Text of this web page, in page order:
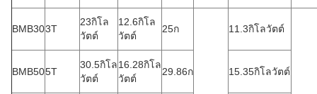
BMB303T
23กิโล
วัตต์
12.6กิโล
วัตต์
25ก 11.3กิโลวัตต์
BMB505T
30.5กิโล
วัตต์
16.28กิโล
วัตต์
29.86ก 15.35กิโลวัตต์